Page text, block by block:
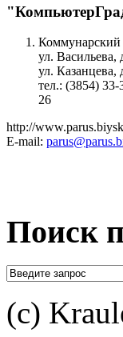
Коммунарский
ул. Васильева,
ул. Казанцева,
тел.: (3854)
26
http://
E-mail:
Поиск
(c)